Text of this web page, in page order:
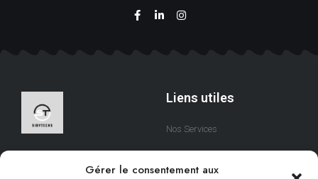
Gérer le consentement aux
qui s’efforce de créer des
Liens utiles
Nos Services
A Propos